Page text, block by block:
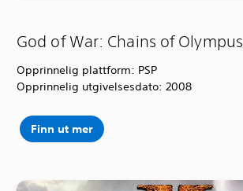
God of War: Chains of Olympus
Opprinnelig plattform: PSP
Opprinnelig utgivelsesdato: 2008
Finn ut mer